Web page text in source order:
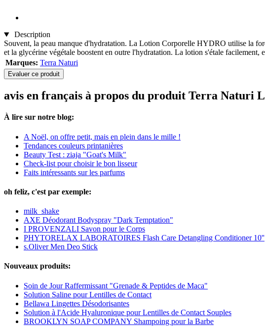
Description
Souvent, la peau manque d'hydratation. La Lotion Corporelle HYDRO utilise la
et la glycérine végétale boostent en outre l'hydratation. La lotion s'étale facilement,
Marques: Terra Naturi
Evaluer ce produit
avis en français à propos du produit Terra
À lire sur notre blog:
A Noël, on offre petit, mais en plein dans le mille !
Tendances couleurs printanières
Beauty Test : ziaja "Goat's Milk"
Check-list pour choisir le bon lisseur
Faits intéressants sur les parfums
oh feliz, c'est par exemple:
milk_shake
AXE Déodorant Bodyspray "Dark Temptation"
I PROVENZALI Savon pour le Corps
PHYTORELAX LABORATOIRES Flash Care Detangling Conditioner 10''
s.Oliver Men Deo Stick
Nouveaux produits:
Soin de Jour Raffermissant "Grenade & Peptides de Maca"
Solution Saline pour Lentilles de Contact
Bellawa Lingettes Désodorisantes
Solution à l'Acide Hyaluronique pour Lentilles de Contact Souples
BROOKLYN SOAP COMPANY Shampoing pour la Barbe